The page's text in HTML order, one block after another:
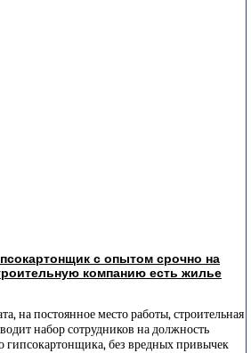
с опытом срочно на
компанию есть жилье
на постоянное место работы, строительная
набор сотрудников на должность
гипсокартонщика, без вредных привычек